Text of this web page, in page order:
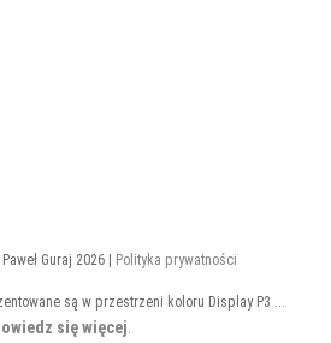
Guraj 2026 | Polityka prywatności
są w przestrzeni koloru Display P3 ...
się więcej.